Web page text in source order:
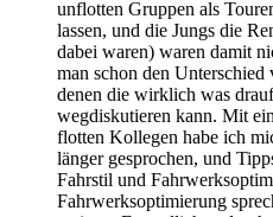
unflotten Gruppen als
lassen, und die Jungs die
dabei waren) waren damit
man schon den
denen die wirklich was
wegdiskutieren kann. Mit
flotten Kollegen habe ich
länger gesprochen, und
Fahrstil und
Fahrwerksoptimierung